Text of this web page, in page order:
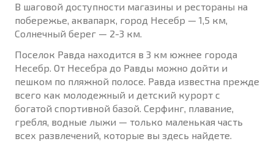
В шаговой доступности магазины и рестораны на
побережье, аквапарк, город Несебр — 1,5 км,
Солнечный берег — 2-3 км.
Поселок Равда находится в 3 км южнее города
Несебр. От Несебра до Равды можно дойти и
пешком по пляжной полосе. Равда известна прежде
всего как молодежный и детский курорт с
богатой спортивной базой. Серфинг, плавание,
гребля, водные лыжи — только маленькая часть
всех развлечений, которые вы здесь найдете.